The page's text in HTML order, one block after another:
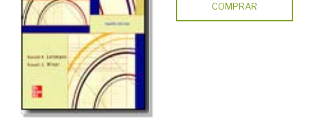
COMPRAR